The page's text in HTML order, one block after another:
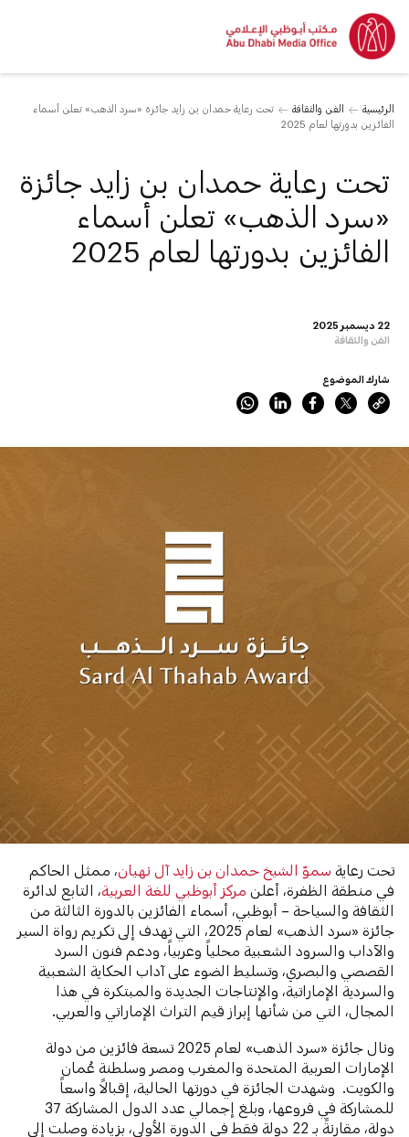
الرئيسية الفن والثقافة
تحت رعاية حمدان بن زايد جائزة «سرد الذهب» تعلن أسماء
الفائزين بدورتها لعام 2025
22 ديسمبر 2025
الفن والثقافة
تحت رعاية حمدان بن زايد جائزة
«سرد الذهب» تعلن أسماء
الفائزين بدورتها لعام 2025
شارك الموضوع
تحت رعايةسموّ الشيخ حمدان بن زايد آل نهيان، ممثل الحاكم
في منطقة الظفرة، أعلنمركز أبوظبي للغة العربية، التابع لدائرة
الثقافة والسياحة – أبوظبي، أسماء الفائزين بالدورة الثالثة من
جائزة «سرد الذهب» لعام 2025، التي تهدف إلى تكريم رواة السير
والآداب والسرود الشعبية محلياً وعربياً، ودعم فنون السرد
القصصي والبصري، وتسليط الضوء على آداب الحكاية الشعبية
والسردية الإماراتية، والإنتاجات الجديدة والمبتكرة في هذا
المجال، التي من شأنها إبراز قيم التراث الإماراتي والعربي.
ونال جائزة «سرد الذهب» لعام 2025 تسعة فائزين من دولة
الإمارات العربية المتحدة والمغرب ومصر وسلطنة عُمان
والكويت. وشهدت الجائزة في دورتها الحالية، إقبالاً واسعاً
للمشاركة في فروعها، وبلغ إجمالي عدد الدول المشاركة 37
دولة، مقارنةً بـ 22 دولة فقط في الدورة الأولى، بزيادة وصلت إلى